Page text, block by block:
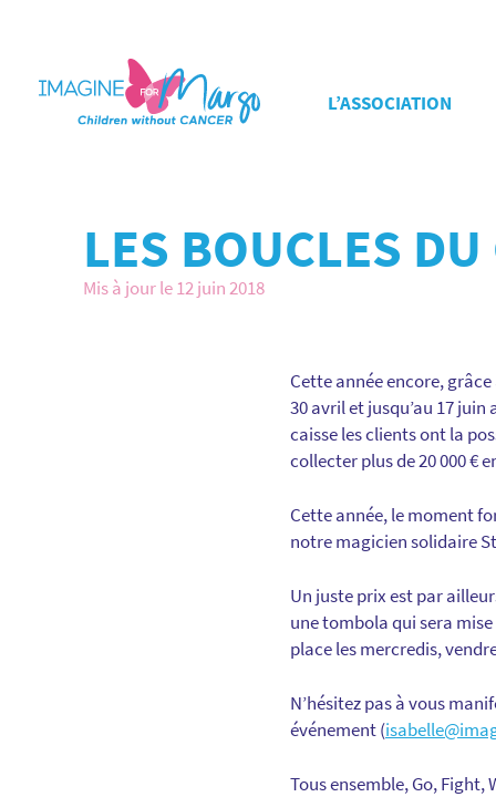
L’ASSOCIATION
LES BOUCLES
Mis à jour le 12 juin 2018
Cette année encore,
30 avril et jusqu’au 17 juin
caisse les clients ont la
collecter plus de 20 000 €
Cette année, le moment
notre magicien solidaire
Un juste prix est par
une tombola qui sera
place les mercredis,
N’hésitez pas à vous
événement (
Tous ensemble, Go, Fight,